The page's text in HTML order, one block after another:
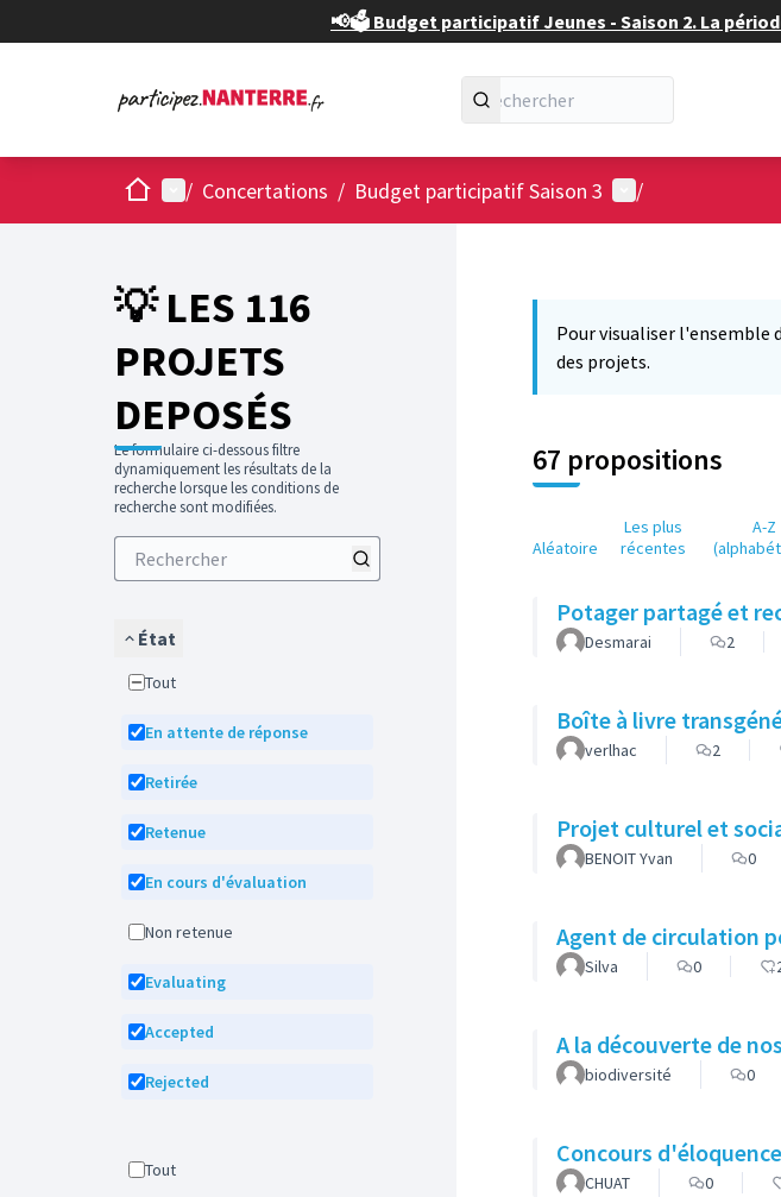
📢🗳️ Budget participatif Jeunes - Saison 2. La
AccueilMenu principal
/ Concertations / Budget participatif Saison 3 Menu utilisateur
/
💡 LES 116
PROJETS
DEPOSÉS
Le formulaire ci-dessous filtre
dynamiquement les résultats de la
recherche lorsque les conditions de
recherche sont modifiées.
État
Tout
En attente de réponse
Retirée
Retenue
En cours d'évaluation
Non retenue
Evaluating
Accepted
Rejected
Tout
Pour visualiser l'ensemble
des projets.
67 propositions
Aléatoire
Les plus
récentes
A-Z
Potager partagé et
Desmarai 2
Boîte à livre
verlhac 2
Projet culturel et
BENOIT Yvan 0
Agent de circulation
Silva 0
biodiversité 0
Concours d'éloquence
CHUAT 0